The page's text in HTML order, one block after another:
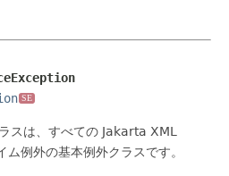
SE
スは、すべての Jakarta XML
例外の基本例外クラスです。